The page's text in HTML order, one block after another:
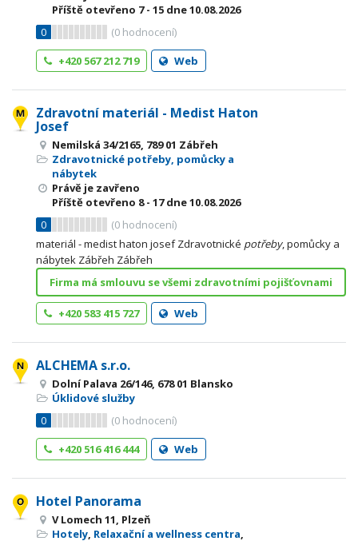
Příště otevřeno 7 - 15 dne 10.08.2026
0
(0 hodnocení)
+420 567 212 719
Web
Zdravotní materiál - Medist Haton
Josef
Nemilská 34/2165, 789 01 Zábřeh
Zdravotnické potřeby, pomůcky a
nábytek
Právě je zavřeno
Příště otevřeno 8 - 17dne 10.08.2026
0
(0 hodnocení)
materiál - medist haton josef Zdravotnické potřeby, pomůcky a
nábytek Zábřeh Zábřeh
Firma má smlouvu se všemi zdravotními pojišťovnami
+420 583 415 727 Web
ALCHEMA s.r.o.
Dolní Palava 26/146, 678 01 Blansko
Úklidové služby
0
(0 hodnocení)
+420 516 416 444
Web
Hotel Panorama
V Lomech 11, Plzeň
Hotely, Relaxační a wellness centra,